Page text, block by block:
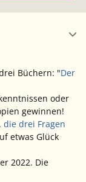
Büchern: "Der
oder
gewinnen!
die drei Fragen
etwas Glück
2022. Die